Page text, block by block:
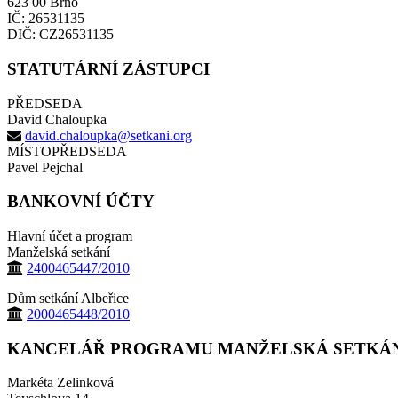
IČ: 26531135
DIČ: CZ26531135
STATUTÁRNÍ ZÁSTUPCI
PŘEDSEDA
David Chaloupka
david.chaloupka@setkani.org
MÍSTOPŘEDSEDA
Pavel Pejchal
BANKOVNÍ ÚČTY
Hlavní účet a program
Manželská setkání
2400465447/2010
Dům setkání Albeřice
2000465448/2010
KANCELÁŘ PROGRAMU MANŽELSKÁ
Markéta Zelinková